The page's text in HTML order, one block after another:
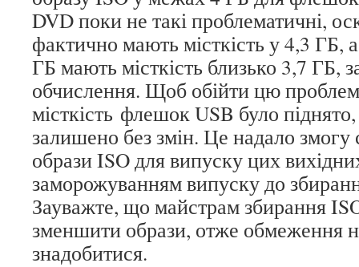
DVD поки не такі проблематичні,
фактично мають місткість у 4,3 ГБ,
ГБ мають місткість близько 3,7 ГБ,
обчислення. Щоб обійти цю
місткість флешок USB було
залишено без змін. Це надало змогу
образи ISO для випуску цих
заморожуванням випуску до
Зауважте, що майстрам збирання
зменшити образи, отже обмеження
знадобитися.